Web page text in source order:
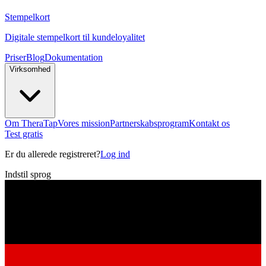
Stempelkort
Digitale stempelkort til kundeloyalitet
PriserBlogDokumentation
Virksomhed
Om TheraTapVores missionPartnerskabsprogramKontakt os
Test gratis
Er du allerede registreret?Log ind
Indstil sprog